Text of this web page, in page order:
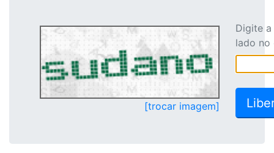
[trocar imagem]
Digite
lado no